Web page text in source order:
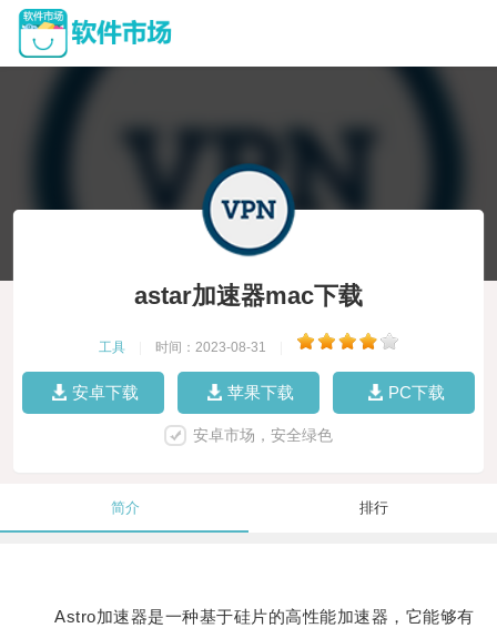
astar加速器mac下载
工具 时间：2023-08-31
安卓下载 苹果下载 PC下载
安卓市场，安全绿色
简介 排行
Astro加速器是一种基于硅片的高性能加速器，它能够有